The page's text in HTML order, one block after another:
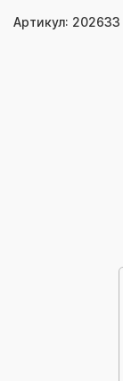
Артикул: 202633